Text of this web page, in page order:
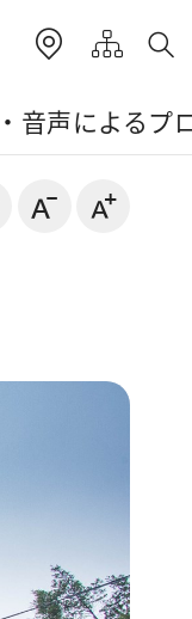
音声によるプ